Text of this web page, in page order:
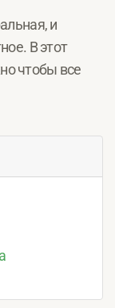
и
В этот
чтобы все